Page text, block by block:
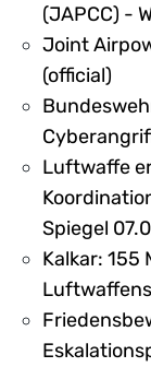
(JAPCC) -
Joint
(official)
Luftwaffe
Spiegel
Kalkar: 155